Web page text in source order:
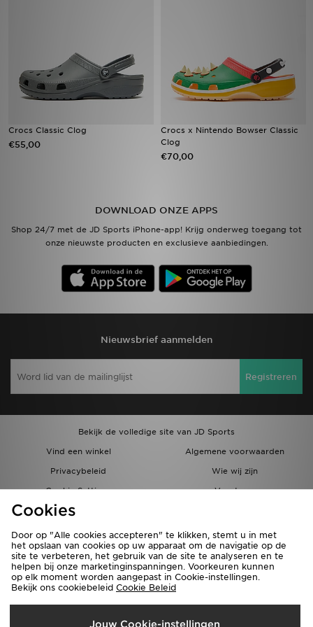
Crocs Classic Clog
€55,00
Crocs x Nintendo Bowser Classic
Clog
€70,00
DOWNLOAD ONZE APPS
Shop 24/7 met de JD Sports iPhone-app! Krijg onderweg toegang tot
onze nieuwste producten en exclusieve aanbiedingen.
Nieuwsbrief aanmelden
Registreren
Bekijk de volledige site van JD Sports
Vind een winkel
Algemene voorwaarden
Privacybeleid
Wie wij zijn
Cookie Settings
Vacatures
Bestellingen en Levering
Verzenden Naar
Bestelling traceren
Mijn JD
Klantenservice
Cookies
Door op "Alle cookies accepteren" te klikken, stemt u in met
het opslaan van cookies op uw apparaat om de navigatie op de
site te verbeteren, het gebruik van de site te analyseren en te
helpen bij onze marketinginspanningen. Voorkeuren kunnen
op elk moment worden aangepast in Cookie-instellingen.
Bekijk ons cookiebeleid Cookie Beleid
Jouw Cookie-instellingen